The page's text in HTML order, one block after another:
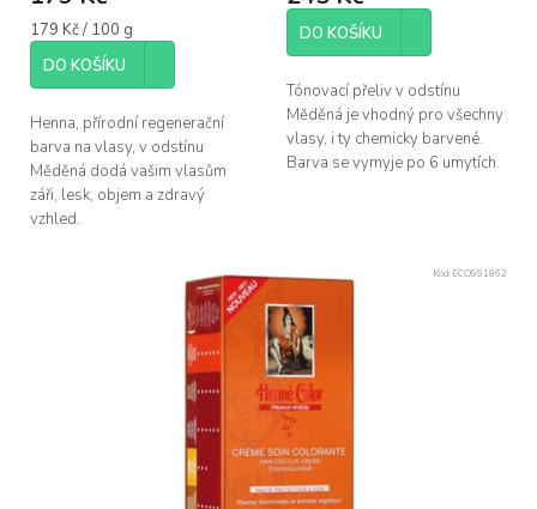
Měrná
cena:
179 Kč / 100 g
DO KOŠÍKU
Henna, přírodní regenerační
barva na vlasy, v odstínu
Měděná dodá vašim vlasům
záři, lesk, objem a zdravý
vzhled.
3,0
5
DO KOŠÍKU
Tónovací přeliv v odstínu
Měděná je vhodný pro všechny
vlasy, i ty chemicky barvené.
Barva se vymyje po 6 umytích.
Kód: ECO991862